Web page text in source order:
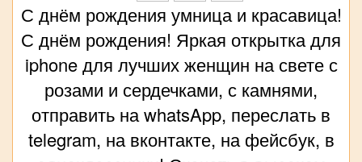
С днём рождения умница и красавица!
С днём рождения! Яркая открытка для
iphone для лучших женщин на свете с
розами и сердечками, с камнями,
отправить на whatsApp, переслать в
telegram, на вконтакте, на фейсбук, в